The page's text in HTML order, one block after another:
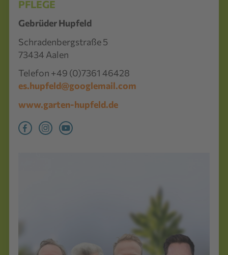
PFLEGE
Gebrüder Hupfeld
Schradenbergstraße 5
73434 Aalen
Telefon +49 (0)7361 46428
es.hupfeld@googlemail.com
www.garten-hupfeld.de